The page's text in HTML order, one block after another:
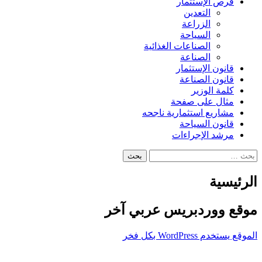
التعدين
الزراعة
السياحة
الصناعات الغذائية
الصناعة
قانون الإستثمار
قانون الصناعة
كلمة الوزير
مثال على صفحة
مشاريع استثمارية ناجحه
قانون السياحة
مرشد الإجراءات
البحث
الرئيسية
موقع ووردبريس عربي آخر
الموقع يستخدم WordPress بكل فخر